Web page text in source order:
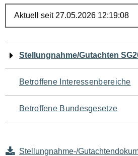
Navigation
für
den
Seiteninhalt
Stellungnahme/Gutachten
Betroffene Interessenbereiche
Betroffene Bundesgesetze
Stellungnahme-/